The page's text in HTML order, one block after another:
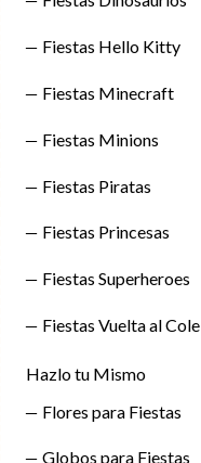
Fiestas Hello Kitty
Fiestas Minecraft
Fiestas Minions
Fiestas Piratas
Fiestas Princesas
Fiestas Superheroes
Fiestas Vuelta al Cole
Hazlo tu Mismo
Flores para Fiestas
Globos para Fiestas